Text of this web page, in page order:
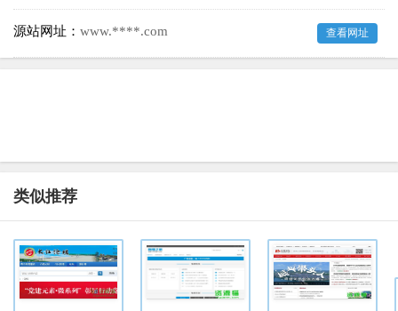
源站网址： www.****.com 查看网址
类似推荐